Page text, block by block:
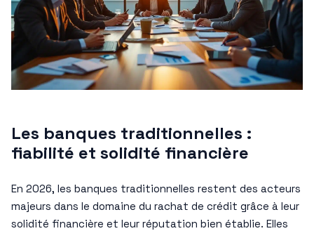
Les banques traditionnelles :
fiabilité et solidité financière
En 2026, les banques traditionnelles restent des acteurs
majeurs dans le domaine du rachat de crédit grâce à leur
solidité financière et leur réputation bien établie. Elles